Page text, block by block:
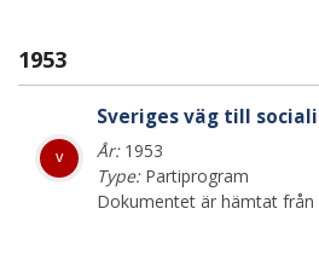
1953
v
Sveriges väg till
År:1953
Type:Partiprogram
Dokumentet är hämtat från